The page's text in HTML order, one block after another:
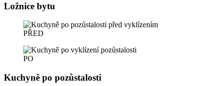
Ložnice bytu
PŘED
PO
Kuchyně po pozůstalosti